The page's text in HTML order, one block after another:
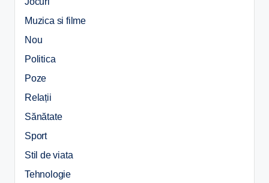
Muzica si filme
Nou
Politica
Poze
Relații
Sănătate
Sport
Stil de viata
Tehnologie